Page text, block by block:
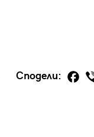
Сподели: